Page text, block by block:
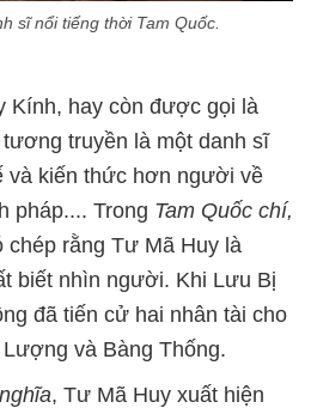
sĩ nổi tiếng thời Tam Quốc.
Kính, hay còn được gọi là
truyền là một danh sĩ
và kiến thức hơn người về
pháp.... Trong Tam Quốc chí,
chép rằng Tư Mã Huy là
biết nhìn người. Khi Lưu Bị
đã tiến cử hai nhân tài cho
và Bàng Thống.
, Tư Mã Huy xuất hiện